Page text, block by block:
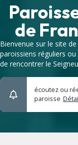
de
Bienvenue sur le site
paroissiens réguliers
de rencontrer le
écoutez ou
paroisse